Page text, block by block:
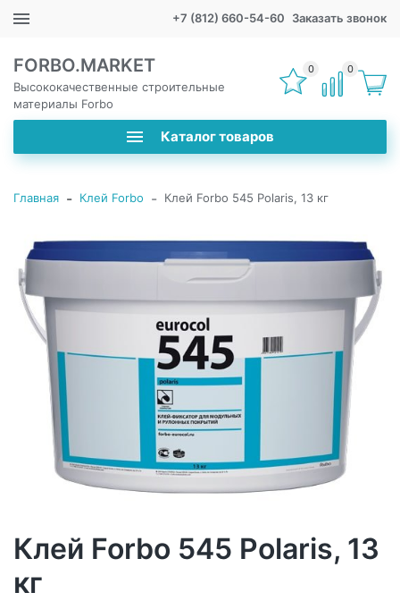
+7 (812) 660-54-60 Заказать звонок
FORBO.MARKET
Высококачественные строительные
материалы Forbo
Каталог товаров
0 0
Главная - Клей Forbo - Клей Forbo 545 Polaris, 13 кг
Клей Forbo 545 Polaris, 13
кг